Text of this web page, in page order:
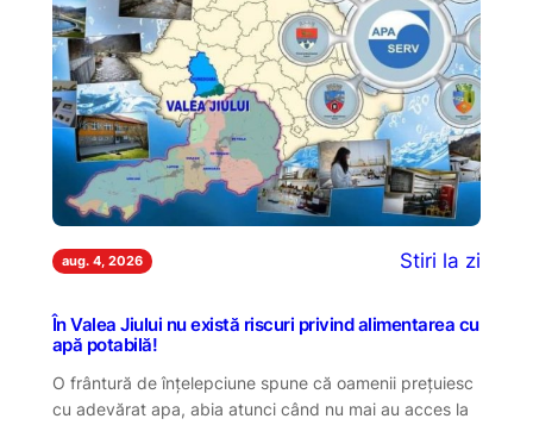
aug. 4, 2026 Stiri la zi
În Valea Jiului nu există riscuri privind alimentarea cu
apă potabilă!
O frântură de înțelepciune spune că oamenii prețuiesc
cu adevărat apa, abia atunci când nu mai au acces la